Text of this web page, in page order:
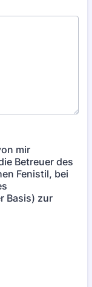
mir
Betreuer des
Fenistil, bei
Basis) zur